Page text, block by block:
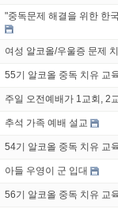
"중독문제 해결을 위한 한
여성 알코올/우울증 문제
55기 알코올 중독 치유 교
주일 오전예배가 1교회, 2
추석 가족 예배 설교
54기 알코올 중독 치유 교
아들 우영이 군 입대
56기 알코올 중독 치유 교